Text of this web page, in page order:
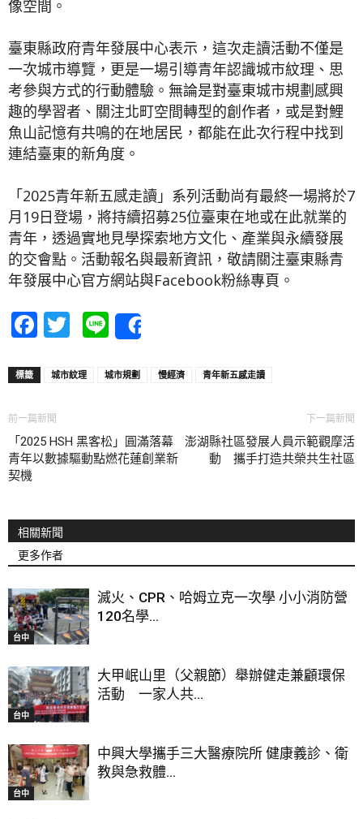
像空間。
臺東縣政府青年發展中心表示，這次走讀活動不僅是
一次城市導覽，更是一場引導青年認識城市紋理、思
考參與方式的行動體驗。無論是對臺東城市規劃感興
趣的學習者、關注北町空間轉型的創作者，或是對鯉
魚山記憶有共鳴的在地居民，都能在此次行程中找到
連結臺東的新角度。
「2025青年新五感走讀」系列活動尚有最終一場將於7
月19日登場，將持續招募25位臺東在地或在此就業的
青年，透過實地見學探索地方文化、產業與永續發展
的交會點。活動報名與最新資訊，敬請關注臺東縣青
年發展中心官方網站與Facebook粉絲專頁。
Facebook
Twitter
Line
標籤 城市紋理 城市規劃 慢經濟 青年新五感走讀
前一篇新聞
「2025 HSH 黑客松」圓滿落幕
青年以數據驅動點燃花蓮創業新
契機
下一篇新聞
澎湖縣社區發展人員示範觀摩活
動 攜手打造共榮共生社區
相關新聞
更多作者
台中
滅火、CPR、哈姆立克一次學 小小消防營
120名學...
台中
大甲岷山里（父親節）舉辦健走兼顧環保
活動 一家人共...
台中
中興大學攜手三大醫療院所 健康義診、衛
教與急救體...